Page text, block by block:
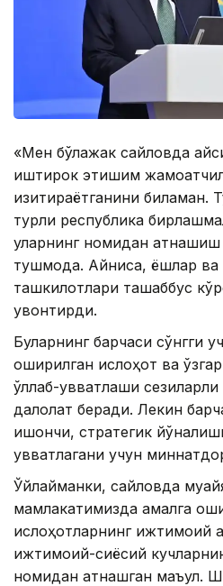
«Мен бўлажак сайловда
иштирок этишим
қизиқтираётганини биламан.
турли республика
уларнинг номидан
тушмоқда. Айниқса, ёшлар
ташкилотлари ташаббус
қувонтирди.
Буларнинг барчаси сўнгги
оширилган ислоҳот ва
қўллаб-қувватлаши
далолат беради. Лекин
ишончи, стратегик
қувватлагани учун
Ўйлайманки, сайловда
мамлакатимизда амалга
ислоҳотларнинг ижтимоий
ижтимоий-сиёсий
номидан қатнашган маъқул.